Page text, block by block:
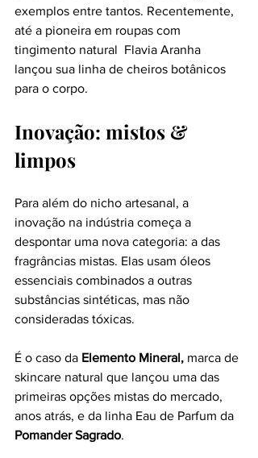
exemplos entre tantos. Recentemente,
até a pioneira em roupas com
tingimento natural  Flavia Aranha
lançou sua linha de cheiros botânicos
para o corpo.
Inovação: mistos &
limpos
Para além do nicho artesanal, a
inovação na indústria começa a
despontar uma nova categoria: a das
fragrâncias mistas. Elas usam óleos
essenciais combinados a outras
substâncias sintéticas, mas não
consideradas tóxicas.
É o caso da Elemento Mineral, marca de
skincare natural que lançou uma das
primeiras opções mistas do mercado,
anos atrás, e da linha Eau de Parfum da
Pomander Sagrado.